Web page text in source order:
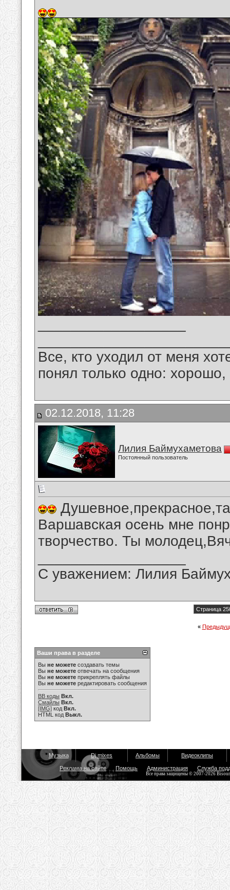
Все, кто уходил от меня
понял только одно:
02.12.2018, 11:28
Лилия Баймухаметова
Постоянный пользователь
Варшавская осень мне
творчество. Ты
С уважением: Лилия
Страница
«
Ваши права в разделе
Вы не можете создавать темы
Вы не можете отвечать на сообщения
Вы не можете прикреплять файлы
Вы не можете редактировать сообщения
BB коды Вкл.
Смайлы Вкл.
[IMG] код Вкл.
HTML код Выкл.
Музыка Dj mixes Альбомы Видеоклипы
Реклама на сайте Помощь Администрация Служба
Все права защищены © 2007-2026